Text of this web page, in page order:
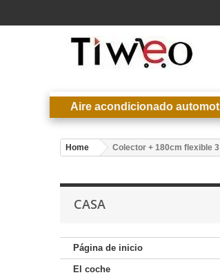
Aire acondicionado
Home Colector + 180cm flexible
CASA
Página de inicio
El coche